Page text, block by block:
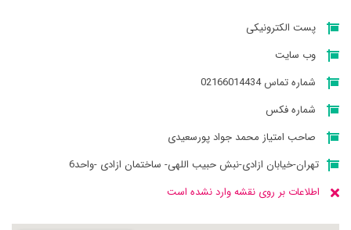
پست الکترونیکی
وب سایت
شماره تماس 02166014434
شماره فکس
صاحب امتیاز محمد جواد پورسعیدی
تهران-خیابان ازادی-نبش حبیب اللهی- ساختمان ازادی -واحد6
اطلاعات بر روی نقشه وارد نشده است